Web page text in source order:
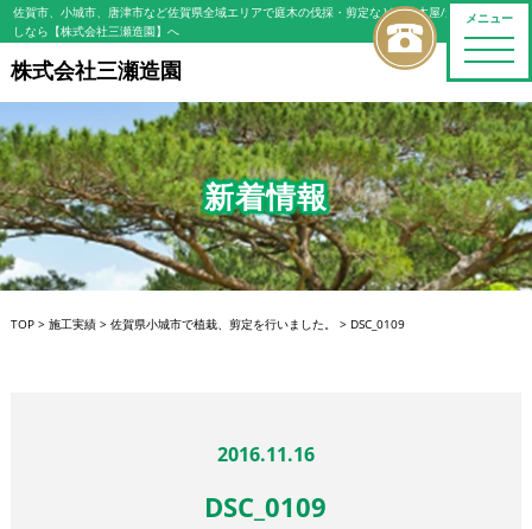
メニュー
toggle
佐賀市、小城市、唐津市など佐賀県全域エリアで庭木の伐採・剪定などの植木屋/造園屋をお探
しなら【株式会社三瀬造園】へ
株式会社三瀬造園
新着情報
TOP> 施工実績> 佐賀県小城市で植栽、剪定を行いました。 > DSC_0109
2016.11.16
DSC_0109